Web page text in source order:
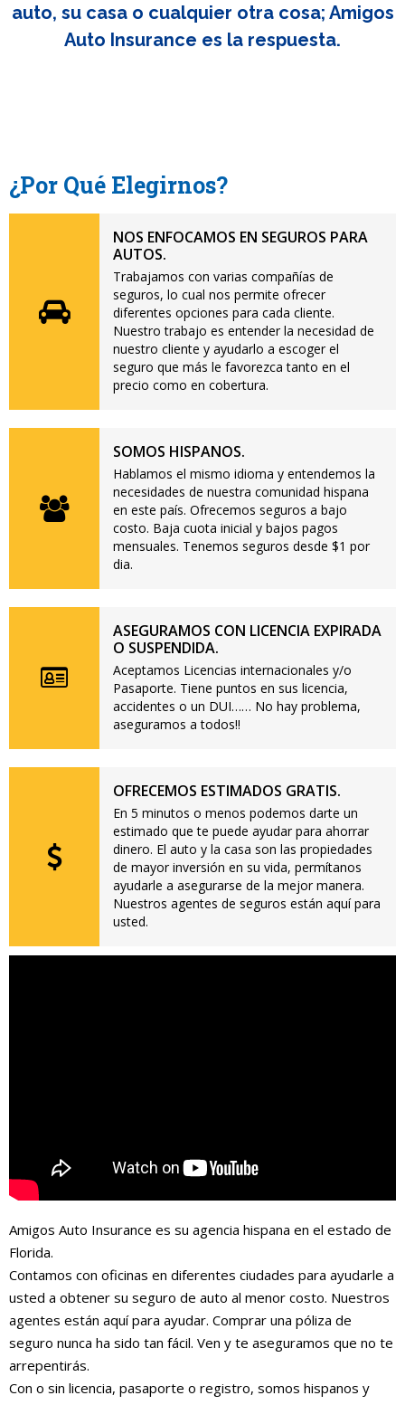
auto, su casa o cualquier otra cosa; Amigos
Auto Insurance es la respuesta.
¿Por Qué Elegirnos?
NOS ENFOCAMOS EN SEGUROS PARA
AUTOS.
Trabajamos con varias compañías de
seguros, lo cual nos permite ofrecer
diferentes opciones para cada cliente.
Nuestro trabajo es entender la necesidad de
nuestro cliente y ayudarlo a escoger el
seguro que más le favorezca tanto en el
precio como en cobertura.
SOMOS HISPANOS.
Hablamos el mismo idioma y entendemos la
necesidades de nuestra comunidad hispana
en este país. Ofrecemos seguros a bajo
costo. Baja cuota inicial y bajos pagos
mensuales. Tenemos seguros desde $1 por
dia.
ASEGURAMOS CON LICENCIA EXPIRADA
O SUSPENDIDA.
Aceptamos Licencias internacionales y/o
Pasaporte. Tiene puntos en sus licencia,
accidentes o un DUI…… No hay problema,
aseguramos a todos!!
OFRECEMOS ESTIMADOS GRATIS.
En 5 minutos o menos podemos darte un
estimado que te puede ayudar para ahorrar
dinero. El auto y la casa son las propiedades
de mayor inversión en su vida, permítanos
ayudarle a asegurarse de la mejor manera.
Nuestros agentes de seguros están aquí para
usted.
Amigos Auto Insurance es su agencia hispana en el estado de
Florida.
Contamos con oficinas en diferentes ciudades para ayudarle a
usted a obtener su seguro de auto al menor costo. Nuestros
agentes están aquí para ayudar. Comprar una póliza de
seguro nunca ha sido tan fácil. Ven y te aseguramos que no te
arrepentirás.
Con o sin licencia, pasaporte o registro, somos hispanos y